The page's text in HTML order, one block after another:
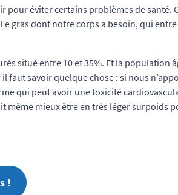
pour éviter certains problèmes de santé.
gras dont notre corps a besoin, qui
situé entre 10 et 35%. Et la population
savoir quelque chose : si nous
qui peut avoir une toxicité
même mieux être en très léger surpoids
!